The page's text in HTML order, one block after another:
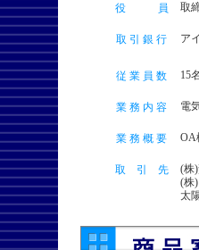
役 員 取
取 引 銀 行 ア
従 業 員 数 15名
業 務 内 容 電
業 務 概 要
取 引 先
(株
(株
太